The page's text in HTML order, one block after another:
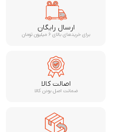
ارسال رایگان
برای خریدهای بالای ۶ میلیون تومان
اصالت کالا
ضمانت اصل بودن کالا